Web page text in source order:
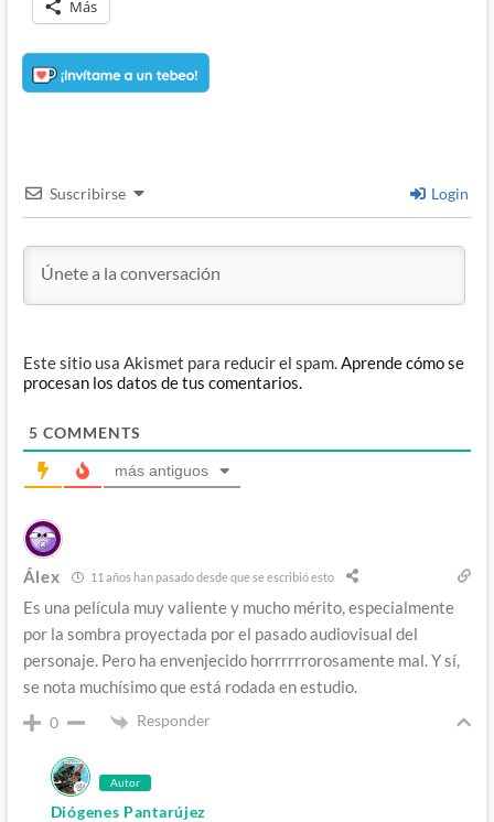
Más
Suscribirse Login
Este sitio usa Akismet para reducir el spam.Aprende cómo se
procesan los datos de tus comentarios.
5 COMMENTS
más antiguos
Álex 11 años han pasado desde que se escribió esto
Es una película muy valiente y mucho mérito, especialmente
por la sombra proyectada por el pasado audiovisual del
personaje. Pero ha envenjecido horrrrrrorosamente mal. Y sí,
se nota muchísimo que está rodada en estudio.
0 Responder
Autor
Diógenes Pantarújez